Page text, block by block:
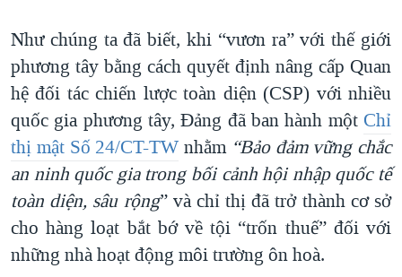
Như chúng ta đã biết, khi “vươn ra” với thế giới
phương tây bằng cách quyết định nâng cấp Quan
hệ đối tác chiến lược toàn diện (CSP) với nhiều
quốc gia phương tây, Đảng đã ban hành một Chỉ
thị mật Số 24/CT-TW nhằm “Bảo đảm vững chắc
an ninh quốc gia trong bối cảnh hội nhập quốc tế
toàn diện, sâu rộng” và chỉ thị đã trở thành cơ sở
cho hàng loạt bắt bớ về tội “trốn thuế” đối với
những nhà hoạt động môi trường ôn hoà.